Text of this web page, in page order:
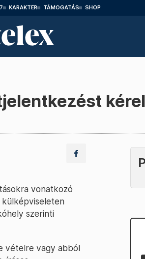
KARAKTER TÁMOGATÁS SHOP
vonatkozó
külképviseleten
szerinti
vételre vagy abból